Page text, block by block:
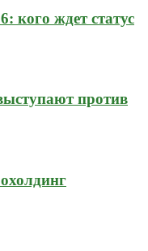
кого ждет статус
против